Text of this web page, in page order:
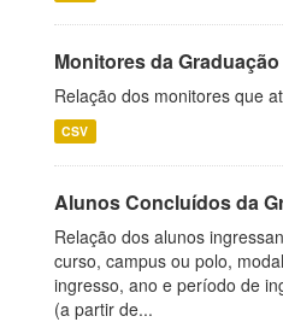
Monitores da Graduação
Relação dos monitores que
CSV
Alunos Concluídos da
Relação dos alunos
curso, campus ou polo,
ingresso, ano e período de
(a partir de...